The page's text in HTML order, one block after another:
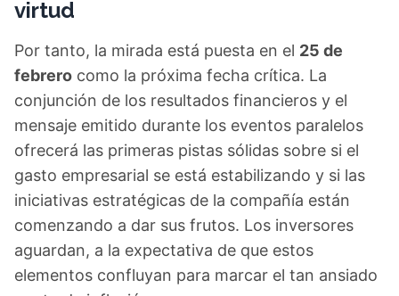
virtud
Por tanto, la mirada está puesta en el 25 de
febrero como la próxima fecha crítica. La
conjunción de los resultados financieros y el
mensaje emitido durante los eventos paralelos
ofrecerá las primeras pistas sólidas sobre si el
gasto empresarial se está estabilizando y si las
iniciativas estratégicas de la compañía están
comenzando a dar sus frutos. Los inversores
aguardan, a la expectativa de que estos
elementos confluyan para marcar el tan ansiado